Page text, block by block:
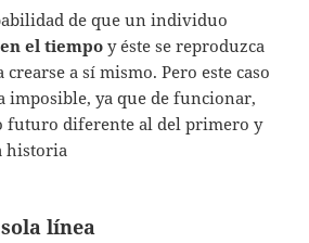
de que un individuo
el tiempo y éste se reproduzca
a sí mismo. Pero este caso
imposible, ya que de funcionar,
diferente al del primero y
historia
línea